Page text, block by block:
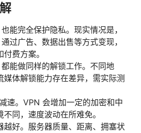
能完全保护隐私。现实情况是，
过广告、数据出售等方式变现，
费方案。
能做同样的解锁工作。不同地
媒体解锁能力存在差异，需实际测
速。VPN 会增加一定的加密和中
同，速度波动在所难免。
越好。服务器质量、距离、拥塞状